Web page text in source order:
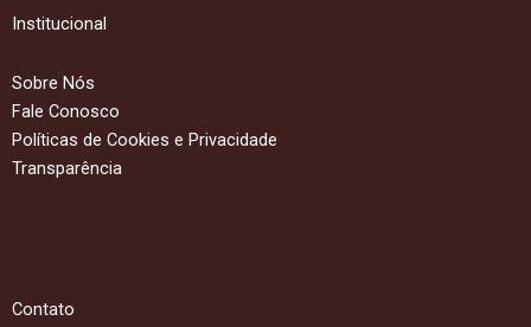
Institucional
Sobre Nós
Fale Conosco
Políticas de Cookies e Privacidade
Transparência
Contato